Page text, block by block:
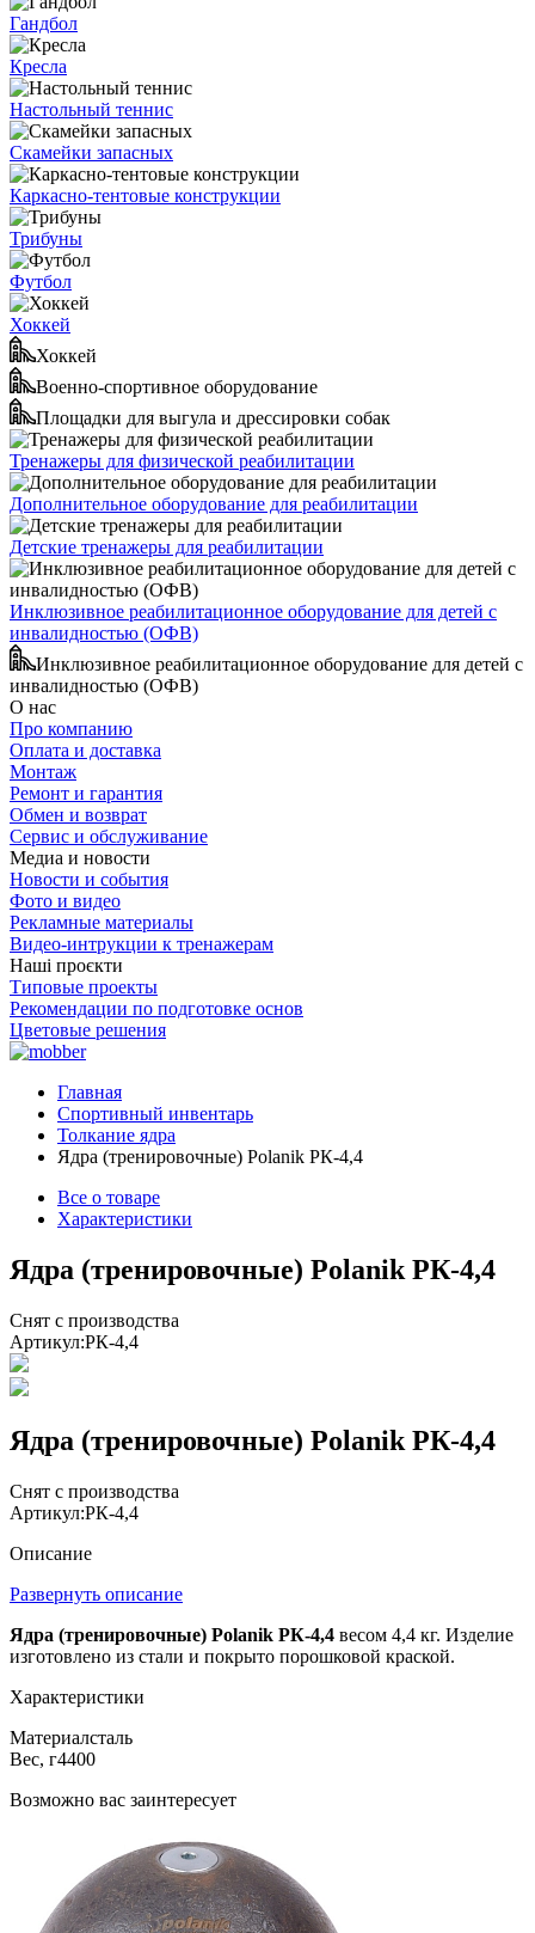
Гандбол
Кресла
Настольный теннис
Скамейки запасных
Каркасно-тентовые конструкции
Трибуны
Футбол
Хоккей
Хоккей
Военно-спортивное оборудование
Площадки для выгула и дрессировки собак
Тренажеры для физической реабилитации
Дополнительное оборудование для реабилитации
Детские тренажеры для реабилитации
Инклюзивное реабилитационное оборудование для детей с
инвалидностью (ОФВ)
Инклюзивное реабилитационное оборудование для детей с
инвалидностью (ОФВ)
О нас
Про компанию
Оплата и доставка
Монтаж
Ремонт и гарантия
Обмен и возврат
Сервис и обслуживание
Медиа и новости
Новости и события
Фото и видео
Рекламные материалы
Видео-интрукции к тренажерам
Наші проєкти
Типовые проекты
Рекомендации по подготовке основ
Цветовые решения
Главная
Спортивный инвентарь
Толкание ядра
Ядра (тренировочные) Polanik РК-4,4
Все о товаре
Характеристики
Ядра (тренировочные) Polanik РК-4,4
Снят с производства
Артикул:РК-4,4
Ядра (тренировочные) Polanik РК-4,4
Снят с производства
Артикул:РК-4,4
Описание
Развернуть описание
Ядра (тренировочные) Polanik РК-4,4 весом 4,4 кг. Изделие
изготовлено из стали и покрыто порошковой краской.
Характеристики
Материалсталь
Вес, г4400
Возможно вас заинтересует